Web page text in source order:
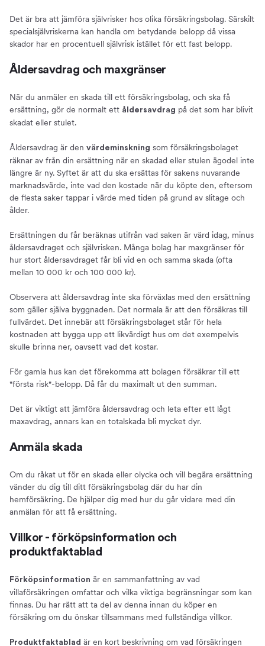
Det är bra att jämföra självrisker hos olika försäkringsbolag. Särskilt
specialsjälvriskerna kan handla om betydande belopp då vissa
skador har en procentuell självrisk istället för ett fast belopp.
Åldersavdrag och maxgränser
När du anmäler en skada till ett försäkringsbolag, och ska få
ersättning, gör de normalt ett åldersavdrag på det som har blivit
skadat eller stulet.
Åldersavdrag är den värdeminskning som försäkringsbolaget
räknar av från din ersättning när en skadad eller stulen ägodel inte
längre är ny. Syftet är att du ska ersättas för sakens nuvarande
marknadsvärde, inte vad den kostade när du köpte den, eftersom
de flesta saker tappar i värde med tiden på grund av slitage och
ålder.
Ersättningen du får beräknas utifrån vad saken är värd idag, minus
åldersavdraget och självrisken. Många bolag har maxgränser för
hur stort åldersavdraget får bli vid en och samma skada (ofta
mellan 10 000 kr och 100 000 kr).
Observera att åldersavdrag inte ska förväxlas med den ersättning
som gäller själva byggnaden. Det normala är att den försäkras till
fullvärdet. Det innebär att försäkringsbolaget står för hela
kostnaden att bygga upp ett likvärdigt hus om det exempelvis
skulle brinna ner, oavsett vad det kostar.
För gamla hus kan det förekomma att bolagen försäkrar till ett
"första risk"-belopp. Då får du maximalt ut den summan.
Det är viktigt att jämföra åldersavdrag och leta efter ett lågt
maxavdrag, annars kan en totalskada bli mycket dyr.
Anmäla skada
Om du råkat ut för en skada eller olycka och vill begära ersättning
vänder du dig till ditt försäkringsbolag där du har din
hemförsäkring. De hjälper dig med hur du går vidare med din
anmälan för att få ersättning.
Villkor - förköpsinformation och
produktfaktablad
Förköpsinformation är en sammanfattning av vad
villaförsäkringen omfattar och vilka viktiga begränsningar som kan
finnas. Du har rätt att ta del av denna innan du köper en
försäkring om du önskar tillsammans med fullständiga villkor.
Produktfaktablad är en kort beskrivning om vad försäkringen